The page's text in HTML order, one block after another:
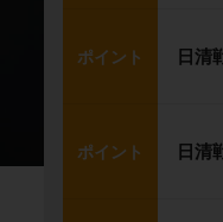
ポイント 日清
ポイント 日清